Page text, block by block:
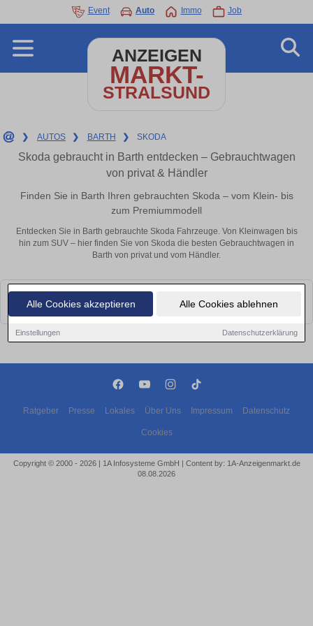
Alle Cookies akzeptieren Alle Cookies ablehnen
Einstellungen Datenschutzerklärung
Event Auto Immo Job
ANZEIGEN
MARKT-
STRALSUND
❯ AUTOS ❯ BARTH ❯ SKODA
Skoda gebraucht in Barth entdecken – Gebrauchtwagen
von privat & Händler
Finden Sie in Barth Ihren gebrauchten Skoda – vom Klein- bis
zum Premiummodell
Entdecken Sie in Barth gebrauchte Skoda Fahrzeuge. Von Kleinwagen bis
hin zum SUV – hier finden Sie von Skoda die besten Gebrauchtwagen in
Barth von privat und vom Händler.
Leider konnten wir derzeit keine passenden Autos finden. Schauen Sie
bald wieder vorbei!
Ratgeber Presse Lokales Über Uns Impressum Datenschutz
Cookies
Copyright © 2000 - 2026 | 1A Infosysteme GmbH | Content by: 1A-Anzeigenmarkt.de
08.08.2026